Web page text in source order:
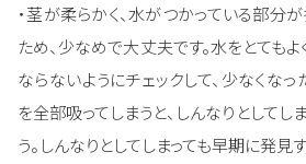
・茎が柔らかく、水がつかっている部分
ため、少なめで大丈夫です。水をとてもよ
ならないようにチェックして、少なくなっ
を全部吸ってしまうと、しんなりとしてし
う。しんなりとしてしまっても早期に発見